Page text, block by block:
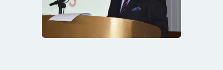
HOMEST
HOME